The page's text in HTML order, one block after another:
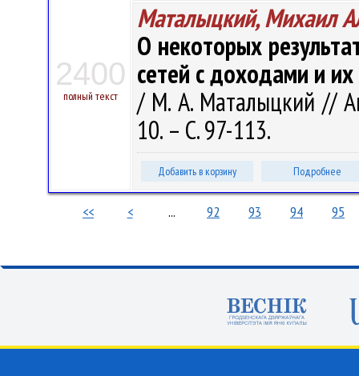
2400
полный текст
Маталыцкий, Михаил
О некоторых
сетей с доходами и
/ М. А. Маталыцкий //
10. – С. 97-113.
Добавить в корзину Подробнее
<< < ... 92 93 94 95